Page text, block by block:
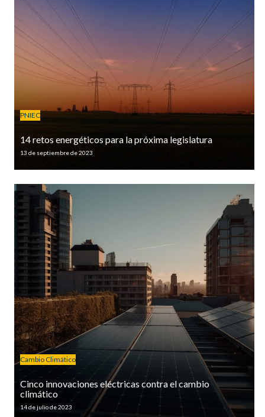
PNIEC
14 retos energéticos para la próxima legislatura
13 de septiembre de 2023
Cambio Climático
Cinco innovaciones eléctricas contra el cambio
climático
14 de julio de 2023